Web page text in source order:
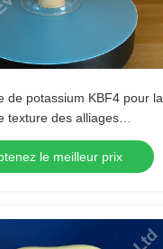
de potassium KBF4 pour la
texture des alliages
le meilleur prix